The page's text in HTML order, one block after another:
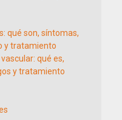
qué son, síntomas,
y tratamiento
qué es,
y tratamiento